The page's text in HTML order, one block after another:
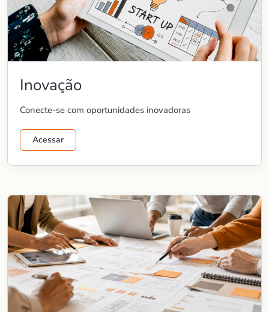
Inovação
Conecte-se com oportunidades inovadoras
Acessar